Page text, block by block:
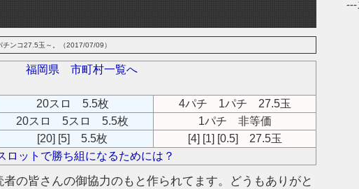
ンコ27.5玉～。（2017/07/09）
福岡県 市町村一覧へ
20スロ 5.5枚
4パチ 1パチ 27.5玉
20スロ 5スロ 5.5枚
1パチ 非等価
[20] [5] 5.5枚
[4] [1] [0.5] 27.5玉
ロットで勝ち組になるためには？
の皆さんの御協力のもと作られてます。どうもありがと
---